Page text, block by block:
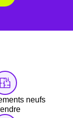
aussi comprendre
être significatives,
conception.
neufs